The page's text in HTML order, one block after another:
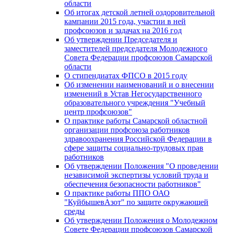
области
Об итогах детской летней оздоровительной
кампании 2015 года, участии в ней
профсоюзов и задачах на 2016 год
Об утверждении Председателя и
заместителей председателя Молодежного
Совета Федерации профсоюзов Самарской
области
О стипендиатах ФПСО в 2015 году
Об изменении наименований и о внесении
изменений в Устав Негосударственного
образовательного учреждения "Учебный
центр профсоюзов"
О практике работы Самарской областной
организации профсоюза работников
здравоохранения Российской Федерации в
сфере защиты социально-трудовых прав
работников
Об утверждении Положения "О проведении
независимой экспертизы условий труда и
обеспечения безопасности работников"
О практике работы ППО ОАО
"КуйбышевАзот" по защите окружающей
среды
Об утверждении Положения о Молодежном
Совете Федерации профсоюзов Самарской